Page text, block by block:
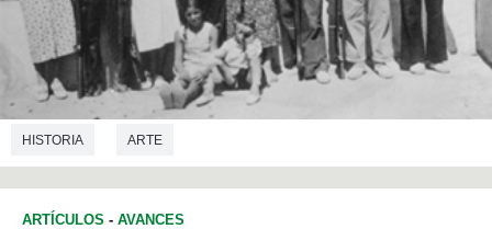
HISTORIA ARTE
ARTÍCULOS - AVANCES